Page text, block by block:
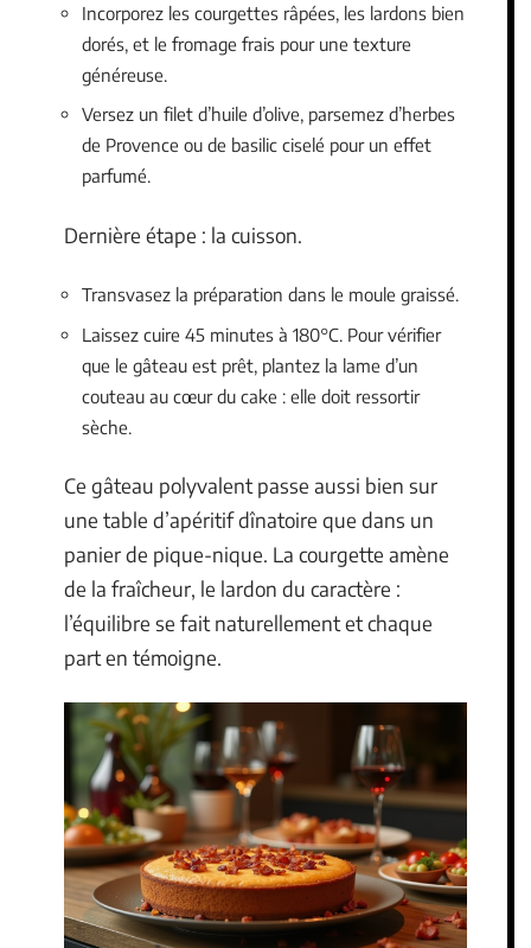
Incorporez les courgettes râpées, les lardons bien
dorés, et le fromage frais pour une texture
généreuse.
Versez un filet d’huile d’olive, parsemez d’herbes
de Provence ou de basilic ciselé pour un effet
parfumé.
Dernière étape : la cuisson.
Transvasez la préparation dans le moule graissé.
Laissez cuire 45 minutes à 180°C. Pour vérifier
que le gâteau est prêt, plantez la lame d’un
couteau au cœur du cake : elle doit ressortir
sèche.
Ce gâteau polyvalent passe aussi bien sur
une table d’apéritif dînatoire que dans un
panier de pique-nique. La courgette amène
de la fraîcheur, le lardon du caractère :
l’équilibre se fait naturellement et chaque
part en témoigne.